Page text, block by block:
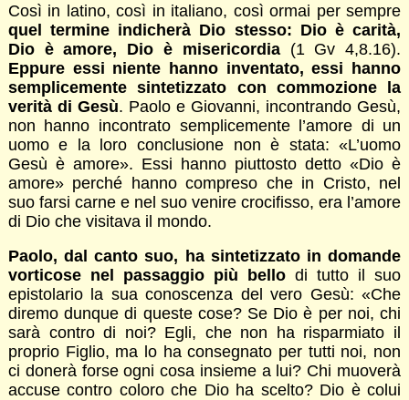
Così in latino, così in italiano, così ormai per sempre
quel termine indicherà Dio stesso: Dio è carità,
Dio è amore, Dio è misericordia(1 Gv 4,8.16).
Eppure essi niente hanno inventato, essi hanno
semplicemente sintetizzato con commozione la
verità di Gesù. Paolo e Giovanni, incontrando Gesù,
non hanno incontrato semplicemente l’amore di un
uomo e la loro conclusione non è stata: «L’uomo
Gesù è amore». Essi hanno piuttosto detto «Dio è
amore» perché hanno compreso che in Cristo, nel
suo farsi carne e nel suo venire crocifisso, era l’amore
di Dio che visitava il mondo.
Paolo, dal canto suo, ha sintetizzato in domande
vorticose nel passaggio più bello di tutto il suo
epistolario la sua conoscenza del vero Gesù: «Che
diremo dunque di queste cose? Se Dio è per noi, chi
sarà contro di noi? Egli, che non ha risparmiato il
proprio Figlio, ma lo ha consegnato per tutti noi, non
ci donerà forse ogni cosa insieme a lui? Chi muoverà
accuse contro coloro che Dio ha scelto? Dio è colui